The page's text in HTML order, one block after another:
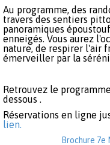
Au programme, des
travers des sentiers
panoramiques
enneigés. Vous aurez
nature, de respirer l'air
émerveiller par la
Retrouvez le
dessous .
Réservations en ligne
lien.
Brochure 7e